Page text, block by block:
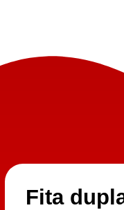
Fita